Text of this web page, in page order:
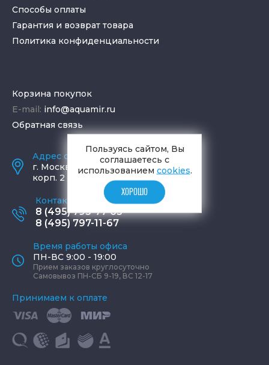
Способы оплаты
Гарантия и возврат товара
Политика конфиденциальности
Корзина покупок
E-mail: info@aquamir.ru
Обратная связь
Адрес салона и склада
г. Москва , ул. Шаболовка, д. 23,
корп. 2
Контактные телефоны
8 (495) 795-77-65
8 (495) 797-11-67
Время работы офиса
ПН-ВС 9:00 - 19:00
Прием заказов круглосуточно
Самовывоз ПН-СБ 9-19, ВС 12-17
Принимаем к оплате
Пользуясь сайтом, Вы
соглашаетесь с
использованием cookies.
ХОРОШО